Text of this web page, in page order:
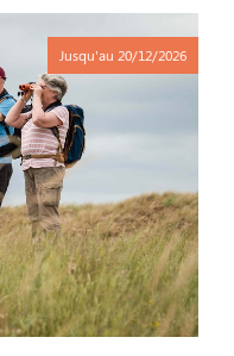
Jusqu'au 20/12/2026